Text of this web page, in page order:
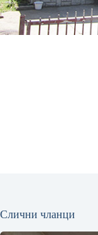
Слични чланци